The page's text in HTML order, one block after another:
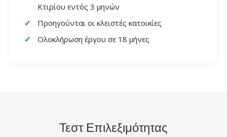
Κτιρίου εντός 3 μηνών
Προηγούνται οι κλειστές κατοικίες
Ολοκλήρωση έργου σε 18 μήνες
Τεστ Επιλεξιμότητας